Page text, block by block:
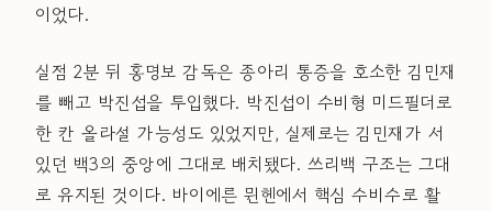
이었다.
실점 2분 뒤 홍명보 감독은 종아리 통증을 호소한 김민재
를 빼고 박진섭을 투입했다. 박진섭이 수비형 미드필더로
한 칸 올라설 가능성도 있었지만, 실제로는 김민재가 서
있던 백3의 중앙에 그대로 배치됐다. 쓰리백 구조는 그대
로 유지된 것이다. 바이에른 뮌헨에서 핵심 수비수로 활